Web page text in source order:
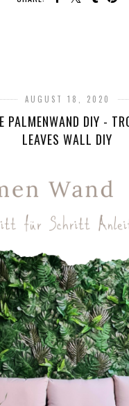
AUGUST 18, 2020
PALMENWAND DIY -
LEAVES WALL DIY